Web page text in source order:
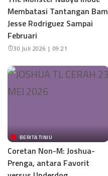
Membatasi Tantangan Bam
Jesse Rodriguez Sampai
Februari
30 Juli 2026 | 09:21
BERITA TINJU
Coretan Non-M: Joshua-
Prenga, antara Favorit